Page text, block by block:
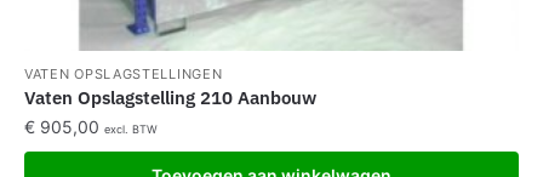
VATEN OPSLAGSTELLINGEN
Vaten Opslagstelling 210 Aanbouw
€ 905,00 excl. BTW